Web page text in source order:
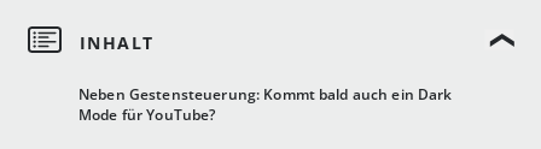
Neben Gestensteuerung: Kommt bald auch ein Dark
Mode für YouTube?